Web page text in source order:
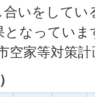
いをしてい
となっていま
空家等対策